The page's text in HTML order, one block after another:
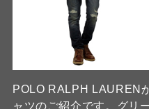
POLO RALPH LAUREN
ャツのご紹介です。グリ